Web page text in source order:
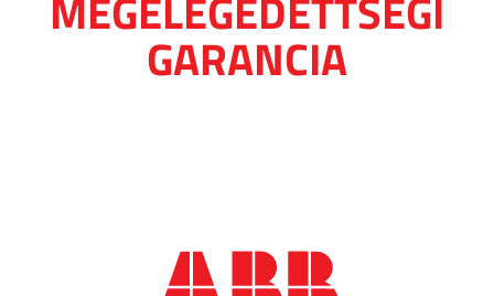
GARANCIA